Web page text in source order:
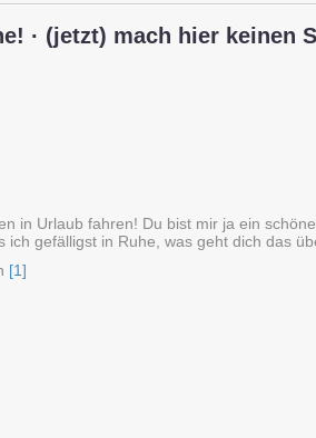
· (jetzt) mach hier keinen
in Urlaub fahren! Du bist mir ja ein
ich gefälligst in Ruhe, was geht dich das
[1]